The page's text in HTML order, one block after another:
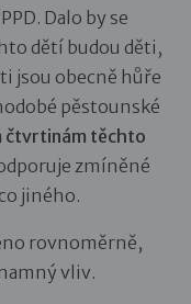
Dalo by se
dětí budou děti,
jsou obecně hůře
pěstounské
čtvrtinám těchto
zmíněné
jiného.
rovnoměrně,
vliv.